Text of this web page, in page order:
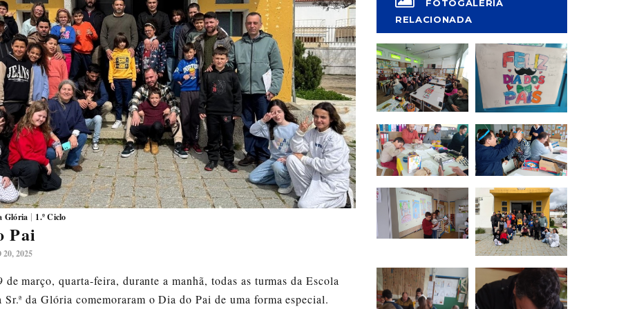
03
Diretor do
de 2024
traduzir e dar conta
escolas do AE;
colaboração por
com
permitam que
Glória | 1.º Ciclo
Pai
2025
de março, quarta-feira, durante a manhã, todas as turmas da Escola
Sr.ª da Glória comemoraram o Dia do Pai de uma forma especial.
FOTOGALERIA
RELACIONADA